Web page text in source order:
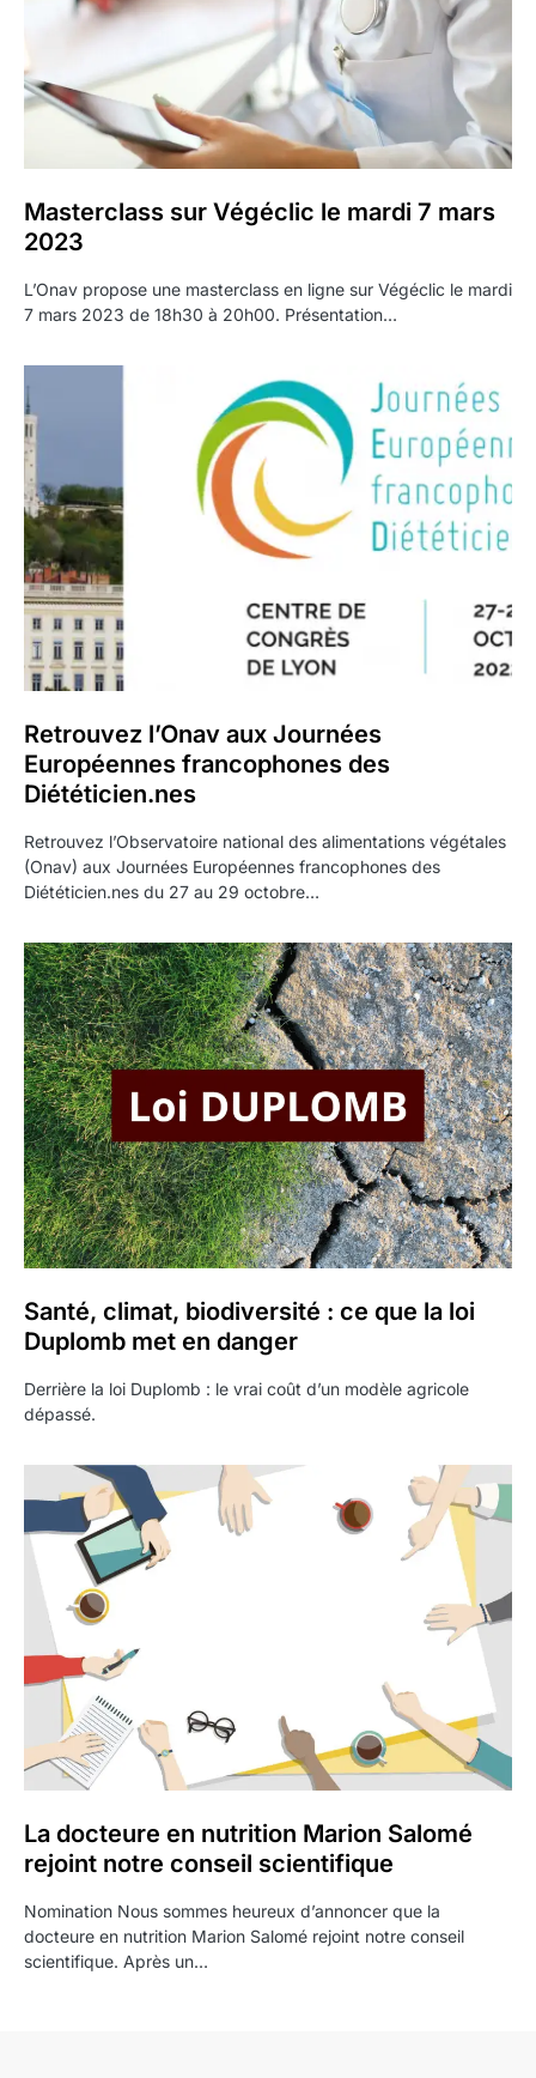
Masterclass sur Végéclic le mardi 7 mars
2023
L’Onav propose une masterclass en ligne sur Végéclic le mardi
7 mars 2023 de 18h30 à 20h00. Présentation…
Retrouvez l’Onav aux Journées
Européennes francophones des
Diététicien.nes
Retrouvez l’Observatoire national des alimentations végétales
(Onav) aux Journées Européennes francophones des
Diététicien.nes du 27 au 29 octobre…
Santé, climat, biodiversité : ce que la loi
Duplomb met en danger
Derrière la loi Duplomb : le vrai coût d’un modèle agricole
dépassé.
La docteure en nutrition Marion Salomé
rejoint notre conseil scientifique
Nomination Nous sommes heureux d’annoncer que la
docteure en nutrition Marion Salomé rejoint notre conseil
scientifique. Après un…